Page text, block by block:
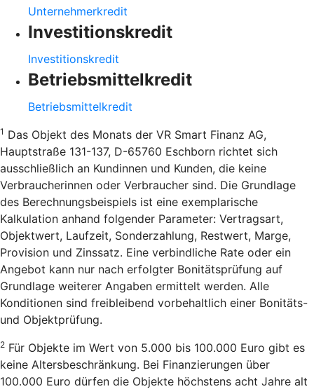
Unternehmerkredit
Investitionskredit
Investitionskredit
Betriebsmittelkredit
Betriebsmittelkredit
1 Das Objekt des Monats der VR Smart Finanz AG,
Hauptstraße 131-137, D-65760 Eschborn richtet sich
ausschließlich an Kundinnen und Kunden, die keine
Verbraucherinnen oder Verbraucher sind. Die Grundlage
des Berechnungsbeispiels ist eine exemplarische
Kalkulation anhand folgender Parameter: Vertragsart,
Objektwert, Laufzeit, Sonderzahlung, Restwert, Marge,
Provision und Zinssatz. Eine verbindliche Rate oder ein
Angebot kann nur nach erfolgter Bonitätsprüfung auf
Grundlage weiterer Angaben ermittelt werden. Alle
Konditionen sind freibleibend vorbehaltlich einer Bonitäts-
und Objektprüfung.
2 Für Objekte im Wert von 5.000 bis 100.000 Euro gibt es
keine Altersbeschränkung. Bei Finanzierungen über
100.000 Euro dürfen die Objekte höchstens acht Jahre alt